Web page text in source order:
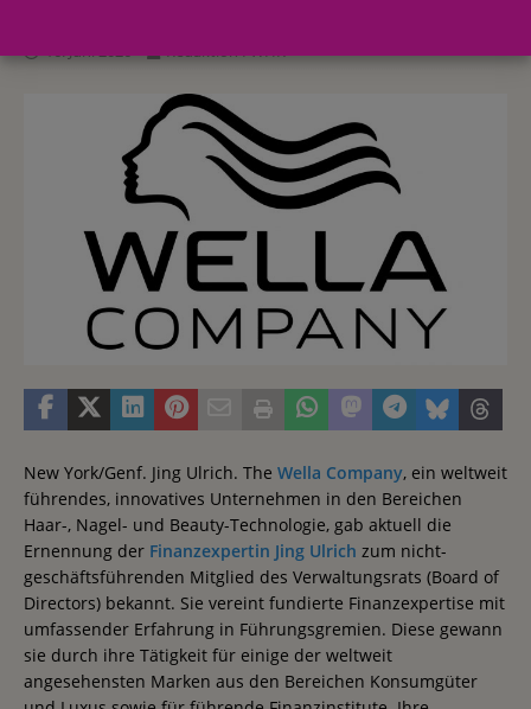
New York/Genf. Jing Ulrich. The Wella Company, ein weltweit
führendes, innovatives Unternehmen in den Bereichen
Haar-, Nagel- und Beauty-Technologie, gab aktuell die
Ernennung der Finanzexpertin Jing Ulrich zum nicht-
geschäftsführenden Mitglied des Verwaltungsrats (Board of
Directors) bekannt. Sie vereint fundierte Finanzexpertise mit
umfassender Erfahrung in Führungsgremien. Diese gewann
sie durch ihre Tätigkeit für einige der weltweit
angesehensten Marken aus den Bereichen Konsumgüter